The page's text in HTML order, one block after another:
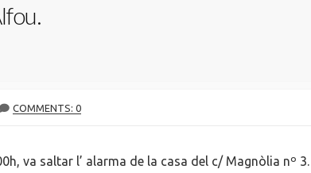
COMMENTS: 0
va saltar l’ alarma de la casa del c/ Magnòlia nº 3.